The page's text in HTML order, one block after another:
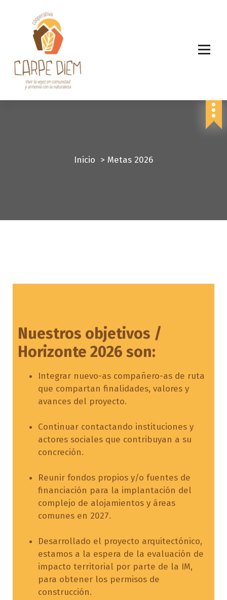
Inicio > Metas 2026
Nuestros objetivos /
Horizonte 2026 son:
Integrar nuevo-as compañero-as de ruta
que compartan finalidades, valores y
avances del proyecto.
Continuar contactando instituciones y
actores sociales que contribuyan a su
concreción.
Reunir fondos propios y/o fuentes de
financiación para la implantación del
complejo de alojamientos y áreas
comunes en 2027.
Desarrollado el proyecto arquitectónico,
estamos a la espera de la evaluación de
impacto territorial por parte de la IM,
para obtener los permisos de
construcción.